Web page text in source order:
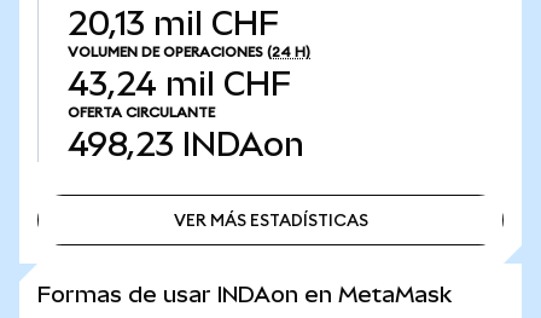
20,13 mil CHF
VOLUMEN DE OPERACIONES (24 H)
43,24 mil CHF
OFERTA CIRCULANTE
498,23 INDAon
VER MÁS ESTADÍSTICAS
Formas de usar INDAon en MetaMask